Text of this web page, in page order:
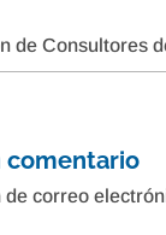
de Consultores
comentario
de correo